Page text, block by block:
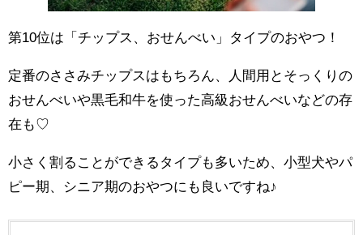
第10位は「チップス、おせんべい」タイプのおやつ！
定番のささみチップスはもちろん、人間用とそっくりの
おせんべいや黒毛和牛を使った高級おせんべいなどの存
在も♡
小さく割ることができるタイプも多いため、小型犬やパ
ピー期、シニア期のおやつにも良いですね♪